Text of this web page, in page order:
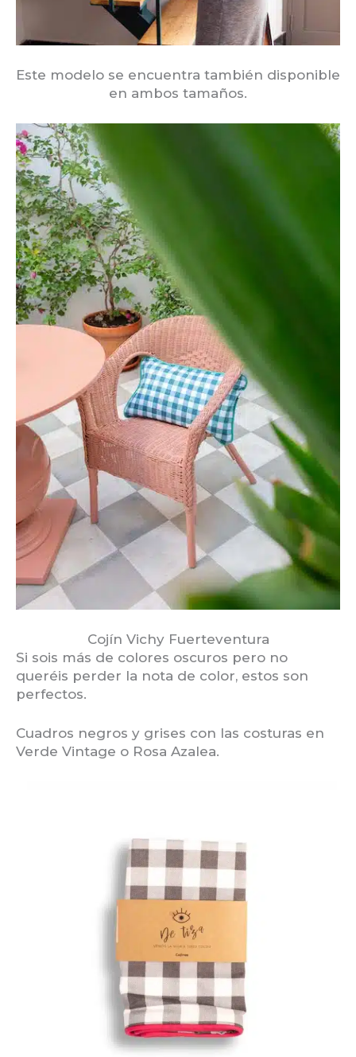
Este modelo se encuentra también disponible
en ambos tamaños.
Cojín Vichy Fuerteventura
Si sois más de colores oscuros pero no
queréis perder la nota de color, estos son
perfectos.
Cuadros negros y grises con las costuras en
Verde Vintage o Rosa Azalea.